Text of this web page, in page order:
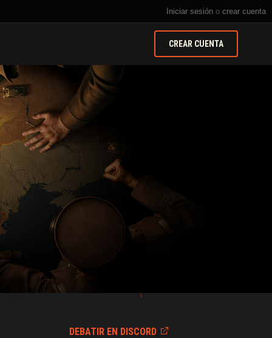
Iniciar sesión o crear cuenta
CREAR CUENTA
DEBATIR EN DISCORD